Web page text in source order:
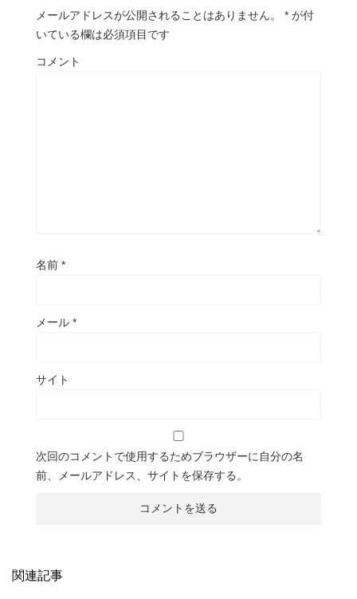
メールアドレスが公開されることはありません。 * が付
いている欄は必須項目です
コメント
名前 *
メール *
サイト
次回のコメントで使用するためブラウザーに自分の名
前、メールアドレス、サイトを保存する。
関連記事